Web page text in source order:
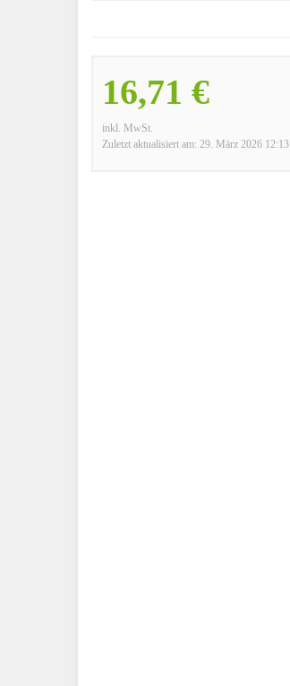
16,71 €
inkl. MwSt.
Zuletzt aktualisiert am: 29. März 2026 12:13